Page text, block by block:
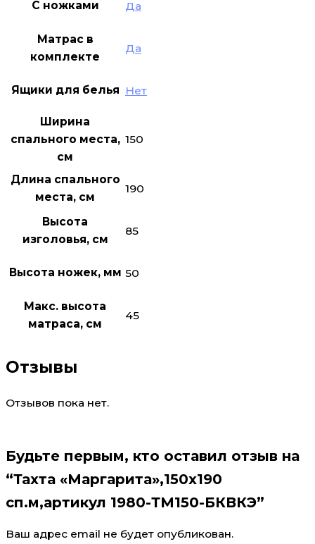
С ножками Да
Матрас в
комплекте
Да
Ящики для белья Нет
Ширина
спального места,
см
150
Длина спального
места, см
190
Высота
изголовья, см
85
Высота ножек, мм 50
Макс. высота
матраса, см
45
Отзывы
Отзывов пока нет.
Будьте первым, кто оставил отзыв на
“Тахта «Маргарита»,150х190
сп.м,артикул 1980-ТМ150-БКВКЭ”
Ваш адрес email не будет опубликован.